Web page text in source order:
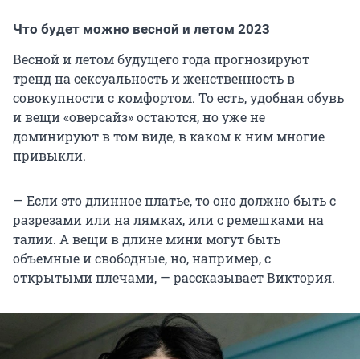
Что будет можно весной и летом 2023
Весной и летом будущего года прогнозируют
тренд на сексуальность и женственность в
совокупности с комфортом. То есть, удобная обувь
и вещи «оверсайз» остаются, но уже не
доминируют в том виде, в каком к ним многие
привыкли.
— Если это длинное платье, то оно должно быть с
разрезами или на лямках, или с ремешками на
талии. А вещи в длине мини могут быть
объемные и свободные, но, например, с
открытыми плечами, — рассказывает Виктория.